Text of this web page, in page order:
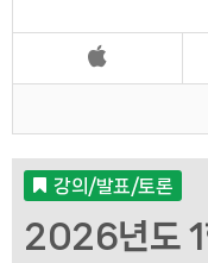
강의/발표/토론
2026년도 1